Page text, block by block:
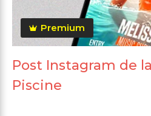
Premium
Post Instagram de
Piscine